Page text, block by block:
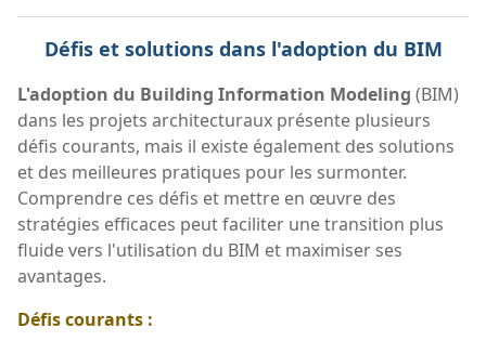
Défis et solutions dans l'adoption du BIM
L'adoption du Building Information Modeling (BIM)
dans les projets architecturaux présente plusieurs
défis courants, mais il existe également des solutions
et des meilleures pratiques pour les surmonter.
Comprendre ces défis et mettre en œuvre des
stratégies efficaces peut faciliter une transition plus
fluide vers l'utilisation du BIM et maximiser ses
avantages.
Défis courants :